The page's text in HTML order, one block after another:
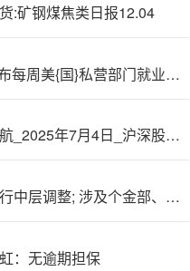
:矿钢煤焦类日报12.04
ADP发布每周美{国}私营部门就业数据 提供更清晰的劳动力市场图景
股!海导航_2025年7月4日_沪深股市公告与交易提示
民生!银行中层调整; 涉及个金部、信用卡中心和北京分行
：无逾期担保